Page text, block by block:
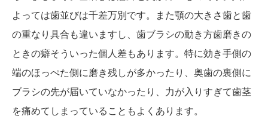
よっては歯並びは千差万別です。また顎の大きさ歯と歯
の重なり具合も違いますし、歯ブラシの動き方歯磨きの
ときの癖そういった個人差もあります。特に効き手側の
端のほっぺた側に磨き残しが多かったり、奥歯の裏側に
ブラシの先が届いていなかったり、力が入りすぎて歯茎
を痛めてしまっていることもよくあります。